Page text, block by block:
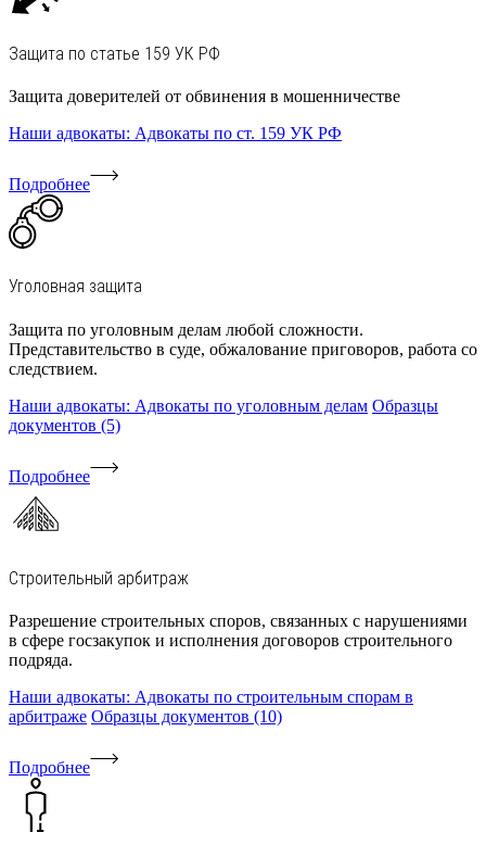
Защита по статье 159 УК РФ
Защита доверителей от обвинения в мошенничестве
Наши адвокаты: Адвокаты по ст. 159 УК РФ
Подробнее
Уголовная защита
Защита по уголовным делам любой сложности.
Представительство в суде, обжалование приговоров, работа со
следствием.
Наши адвокаты: Адвокаты по уголовным делам Образцы
документов (5)
Подробнее
Строительный арбитраж
Разрешение строительных споров, связанных с нарушениями
в сфере госзакупок и исполнения договоров строительного
подряда.
Наши адвокаты: Адвокаты по строительным спорам в
арбитраже Образцы документов (10)
Подробнее